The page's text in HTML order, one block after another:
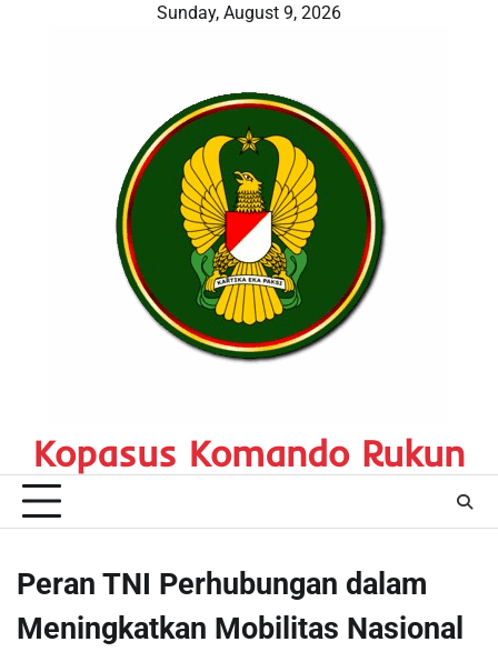
Sunday, August 9, 2026
Kopasus Komando Rukun
Peran TNI Perhubungan dalam
Meningkatkan Mobilitas Nasional